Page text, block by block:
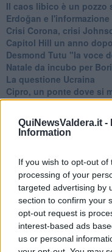
QuiNewsValdera.it -
Information
If you wish to opt-out
processing of your
targeted advertising by
section to confirm your
opt-out request is
interest-based ads
us or personal
​Il caos libico è un pozzo
Erdoğan e l'informazione
Crisi Corona, crisi
Capitol Hill un anno dopo
Desmond Tutu "la voce
Natale da incubo per
La questione Ucraina
Cipro, un ponte dove si
Una vigilia di Natale per
Erdogan continua a
Libano, collasso
L'AUKUS e il Quad
Biden, primo presidente
Papa Bergoglio vedrà
Bennet, un giorno in
Il ritorno dei talebani
​La lenta agonia del
Sudafrica, è allarme
Usa di nuovo al centro